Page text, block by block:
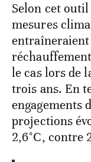
Selon cet
mesures
entraîneraient
le cas lors de
trois ans. En
engagements
projections
2,6°C, contre